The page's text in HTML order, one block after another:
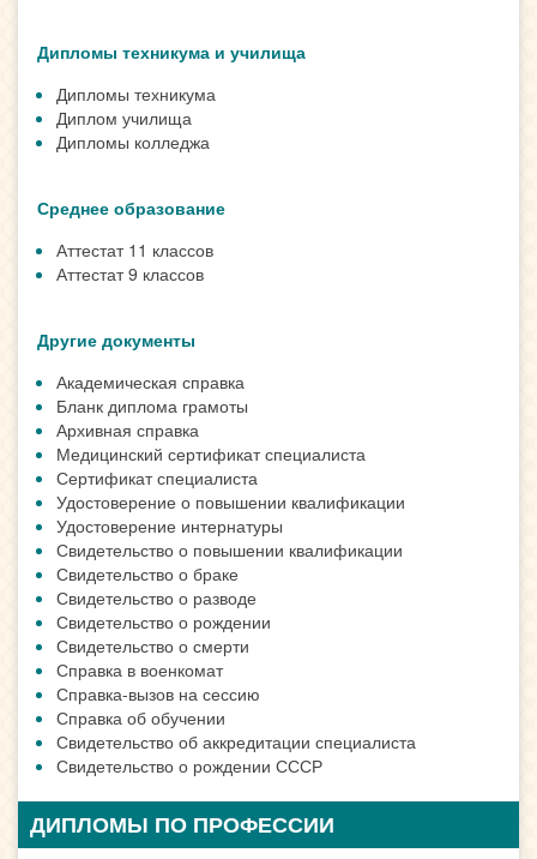
Дипломы техникума и училища
Дипломы техникума
Диплом училища
Дипломы колледжа
Среднее образование
Аттестат 11 классов
Аттестат 9 классов
Другие документы
Академическая справка
Бланк диплома грамоты
Архивная справка
Медицинский сертификат специалиста
Сертификат специалиста
Удостоверение о повышении квалификации
Удостоверение интернатуры
Свидетельство о повышении квалификации
Свидетельство о браке
Свидетельство о разводе
Свидетельство о рождении
Свидетельство о смерти
Справка в военкомат
Справка-вызов на сессию
Справка об обучении
Свидетельство об аккредитации специалиста
Свидетельство о рождении СССР
ДИПЛОМЫ ПО ПРОФЕССИИ